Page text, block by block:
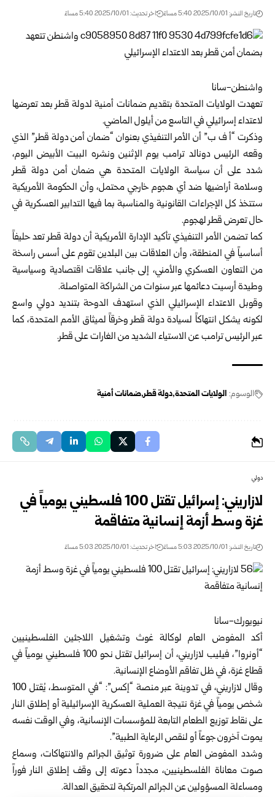
تاريخ النشر: 2025/10/01 5:40 مساءً اخر تحديث: 2025/10/01 5:40 مساءً
واشنطن-سانا
تعهدت الولايات المتحدة بتقديم ضمانات أمنية لدولة قطر بعد تعرضها
لاعتداء إسرائيلي في التاسع من أيلول الماضي.
وذكرت “أ ف ب” أن الأمر التنفيذي بعنوان “ضمان أمن دولة قطر” الذي
وقعه الرئيس دونالد ترامب يوم الإثنين ونشره البيت الأبيض اليوم،
شدد على أن سياسة الولايات المتحدة هي ضمان أمن دولة قطر
وسلامة أراضيها ضد أي هجوم خارجي محتمل، وأن الحكومة الأمريكية
ستتخذ كل الإجراءات القانونية والمناسبة بما فيها التدابير العسكرية في
حال تعرض قطر لهجوم.
كما تضمن الأمر التنفيذي تأكيد الإدارة الأمريكية أن دولة قطر تعد حليفاً
أساسياً في المنطقة، وأن العلاقات بين البلدين تقوم على أسس راسخة
من التعاون العسكري والأمني، إلى جانب علاقات اقتصادية وسياسية
وطيدة أرسيت دعائمها عبر سنوات من الشراكة المتواصلة.
وقوبل الاعتداء الإسرائيلي الذي استهدف الدوحة بتنديد دولي واسع
لكونه يشكل انتهاكاً لسيادة دولة قطر وخرقاً لميثاق الأمم المتحدة، كما
عبر الرئيس ترامب عن الاستياء الشديد من الغارات على قطر.
الوسوم: الولايات المتحدة دولة قطر ضمانات أمنية
دولي
لازاريني: إسرائيل تقتل 100 فلسطيني يومياً في
غزة وسط أزمة إنسانية متفاقمة
تاريخ النشر: 2025/10/01 5:03 مساءً اخر تحديث: 2025/10/01 5:03 مساءً
نيويورك-سانا
أكد المفوض العام لوكالة غوث وتشغيل اللاجئين الفلسطينيين
“أونروا”، فيليب لازاريني، أن إسرائيل تقتل نحو 100 فلسطيني يومياً في
قطاع غزة، في ظل تفاقم الأوضاع الإنسانية.
وقال لازاريني، في تدوينة عبر منصة “إكس”: “في المتوسط، يُقتل 100
شخص يومياً في غزة نتيجة العملية العسكرية الإسرائيلية أو إطلاق النار
على نقاط توزيع الطعام التابعة للمؤسسات الإنسانية، وفي الوقت نفسه
يموت آخرون جوعاً أو لنقص الرعاية الطبية”.
وشدد المفوض العام على ضرورة توثيق الجرائم والانتهاكات، وسماع
صوت معاناة الفلسطينيين، مجدداً دعوته إلى وقف إطلاق النار فوراً
ومساءلة المسؤولين عن الجرائم المرتكبة لتحقيق العدالة.